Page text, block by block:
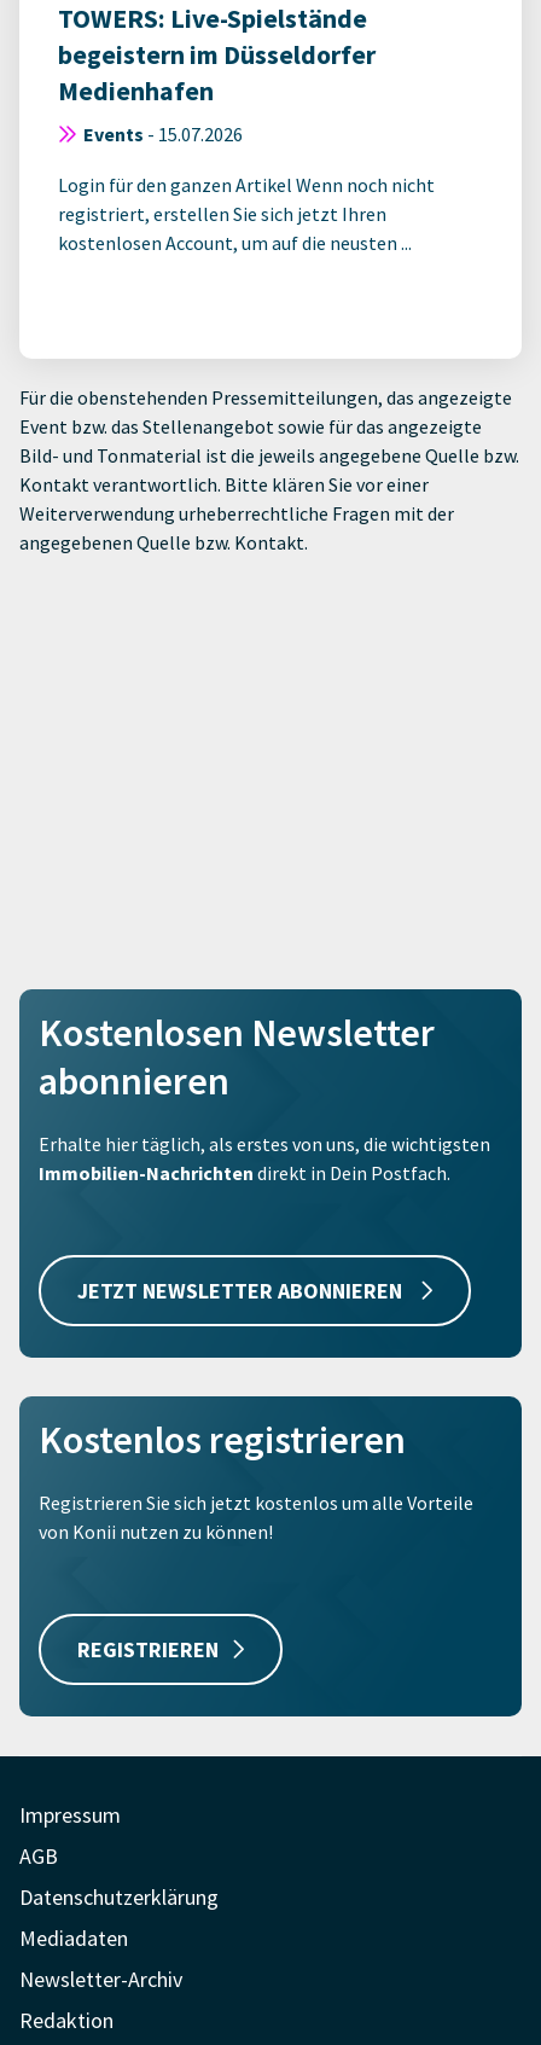
TOWERS: Live-Spielstände
begeistern im Düsseldorfer
Medienhafen
Events - 15.07.2026
Login für den ganzen Artikel Wenn noch nicht
registriert, erstellen Sie sich jetzt Ihren
kostenlosen Account, um auf die neusten ...
Für die obenstehenden Pressemitteilungen, das angezeigte
Event bzw. das Stellenangebot sowie für das angezeigte
Bild- und Tonmaterial ist die jeweils angegebene Quelle bzw.
Kontakt verantwortlich. Bitte klären Sie vor einer
Weiterverwendung urheberrechtliche Fragen mit der
angegebenen Quelle bzw. Kontakt.
Kostenlosen Newsletter
abonnieren
Erhalte hier täglich, als erstes von uns, die wichtigsten
Immobilien-Nachrichten direkt in Dein Postfach.
JETZT NEWSLETTER ABONNIEREN
Kostenlos registrieren
Registrieren Sie sich jetzt kostenlos um alle Vorteile
von Konii nutzen zu können!
REGISTRIEREN
Impressum
AGB
Datenschutzerklärung
Mediadaten
Newsletter-Archiv
Redaktion